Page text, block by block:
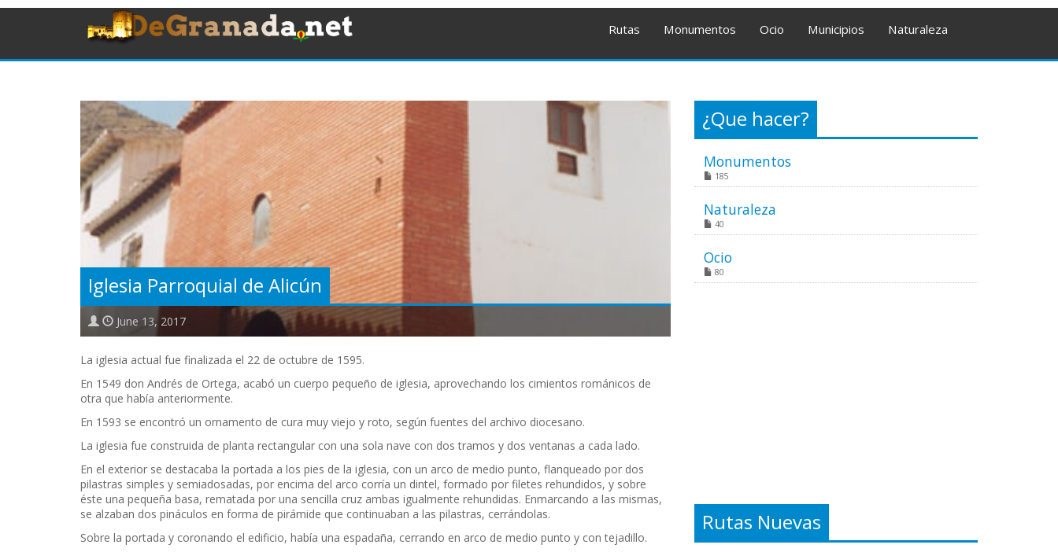
Rutas Monumentos Ocio Municipios Naturaleza
Iglesia Parroquial de Alicún
June 13, 2017
La iglesia actual fue finalizada el 22 de octubre de 1595.
En 1549 don Andrés de Ortega, acabó un cuerpo pequeño de iglesia, aprovechando los cimientos románicos de
otra que había anteriormente.
En 1593 se encontró un ornamento de cura muy viejo y roto, según fuentes del archivo diocesano.
La iglesia fue construida de planta rectangular con una sola nave con dos tramos y dos ventanas a cada lado.
En el exterior se destacaba la portada a los pies de la iglesia, con un arco de medio punto, flanqueado por dos
pilastras simples y semiadosadas, por encima del arco corría un dintel, formado por filetes rehundidos, y sobre
éste una pequeña basa, rematada por una sencilla cruz ambas igualmente rehundidas. Enmarcando a las mismas,
se alzaban dos pináculos en forma de pirámide que continuaban a las pilastras, cerrándolas.
Sobre la portada y coronando el edificio, había una espadaña, cerrando en arco de medio punto y con tejadillo.
¿Que hacer?
Monumentos
185
Naturaleza
40
Ocio
80
Rutas Nuevas